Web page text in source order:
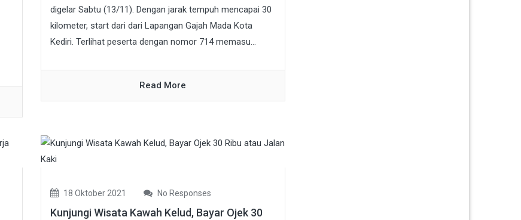
digelar Sabtu (13/11). Dengan jarak tempuh mencapai 30
kilometer, start dari dari Lapangan Gajah Mada Kota
Kediri. Terlihat peserta dengan nomor 714 memasu...
Read More
18 Oktober 2021 No Responses
Kunjungi Wisata Kawah Kelud, Bayar Ojek 30